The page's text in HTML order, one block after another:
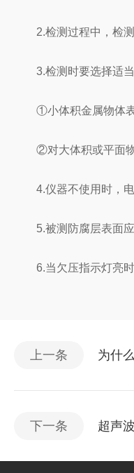
2.检测过程中，检测
3.检测时要选择适当
①小体积金属物体表面
②对大体积或平面物
4.仪器不使用时，电
5.被测防腐层表面应
6.当欠压指示灯亮时
上一条 为什
下一条 超声